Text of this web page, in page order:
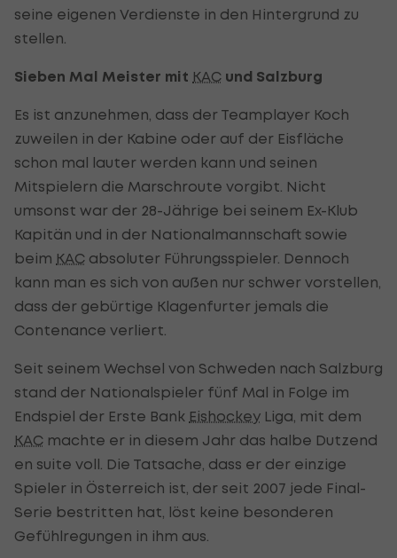
seine eigenen Verdienste in den Hintergrund zu
stellen.
Sieben Mal Meister mit KAC und Salzburg
Es ist anzunehmen, dass der Teamplayer Koch
zuweilen in der Kabine oder auf der Eisfläche
schon mal lauter werden kann und seinen
Mitspielern die Marschroute vorgibt. Nicht
umsonst war der 28-Jährige bei seinem Ex-Klub
Kapitän und in der Nationalmannschaft sowie
beim KAC absoluter Führungsspieler. Dennoch
kann man es sich von außen nur schwer vorstellen,
dass der gebürtige Klagenfurter jemals die
Contenance verliert.
Seit seinem Wechsel von Schweden nach Salzburg
stand der Nationalspieler fünf Mal in Folge im
Endspiel der Erste Bank Eishockey Liga, mit dem
KAC machte er in diesem Jahr das halbe Dutzend
en suite voll. Die Tatsache, dass er der einzige
Spieler in Österreich ist, der seit 2007 jede Final-
Serie bestritten hat, löst keine besonderen
Gefühlregungen in ihm aus.